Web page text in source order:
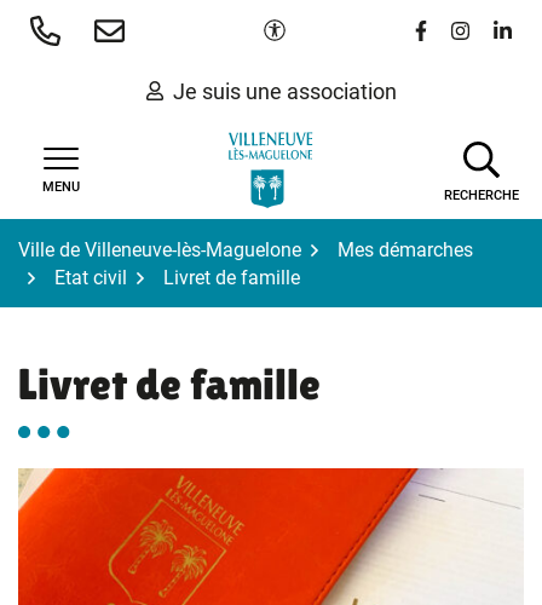
Aller
Paramètres d'accessibilité
Lien vers le
Lien vers
Lien
Je suis une association
MENU
RECHERCHE
Ville de Villeneuve-lès-Maguelone
Mes démarches
Etat civil
Livret de famille
Livret de famille